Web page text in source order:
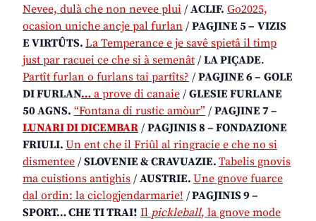
Nevee, dulà che non nevee plui / ACLIF. Go2025,
ocasion uniche ancje pal furlan / PAGJINE 5 – VIZIS
E VIRTÛTS. La Temperance e je savê spietâ il timp
just par racuei ce che si à semenât / LA PIÇADE.
Partît furlan o furlans tai partîts? / PAGJINE 6 – GOLE
DI FURLAN… a prove di canaie / GLESIE FURLANE
50 AGNS. “Fontana di rustic amòur” / PAGJINE 7 –
LUNARI DI DICEMBAR / PAGJINIS 8 – FONDAZIONE
FRIULI. Un ent che il Friûl al ringracie e che no si
dismentee / SLOVENIE & CRAVUAZIE. Tabelis gnovis
ma cuistions antighis / AUSTRIE. Une gnove fuarce
dal ordin: la ciclogjendarmarie! /PAGJINIS9 –
SPORT… CHE TI TRAI! Il pickleball, la gnove mode